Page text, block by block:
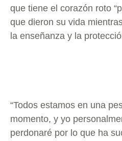
que tiene el corazón roto
que dieron su vida
la enseñanza y la
“Todos estamos en una
momento, y yo
perdonaré por lo que ha